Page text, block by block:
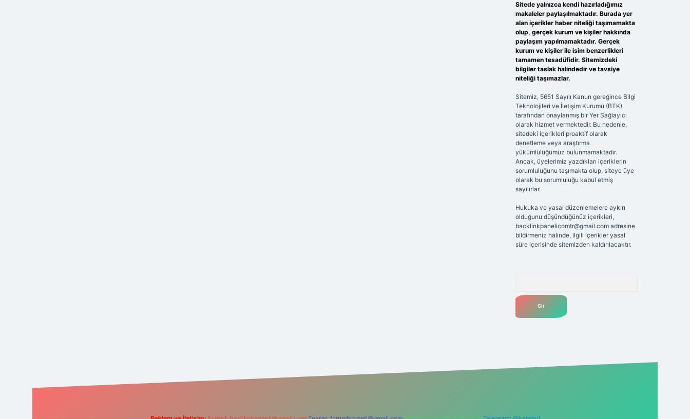
Sitede yalnızca kendi hazırladığımız
makaleler paylaşılmaktadır. Burada yer
alan içerikler haber niteliği taşımamakta
olup, gerçek kurum ve kişiler hakkında
paylaşım yapılmamaktadır. Gerçek
kurum ve kişiler ile isim benzerlikleri
tamamen tesadüfidir. Sitemizdeki
bilgiler taslak halindedir ve tavsiye
niteliği taşımazlar.
Sitemiz, 5651 Sayılı Kanun gereğince Bilgi
Teknolojileri ve İletişim Kurumu (BTK)
tarafından onaylanmış bir Yer Sağlayıcı
olarak hizmet vermektedir. Bu nedenle,
sitedeki içerikleri proaktif olarak
denetleme veya araştırma
yükümlülüğümüz bulunmamaktadır.
Ancak, üyelerimiz yazdıkları içeriklerin
sorumluluğunu taşımakta olup, siteye üye
olarak bu sorumluluğu kabul etmiş
sayılırlar.
Hukuka ve yasal düzenlemelere aykırı
olduğunu düşündüğünüz içerikleri,
backlinkpanelicomtr@gmail.comadresine
bildirmeniz halinde, ilgili içerikler yasal
süre içerisinde sitemizden kaldırılacaktır.